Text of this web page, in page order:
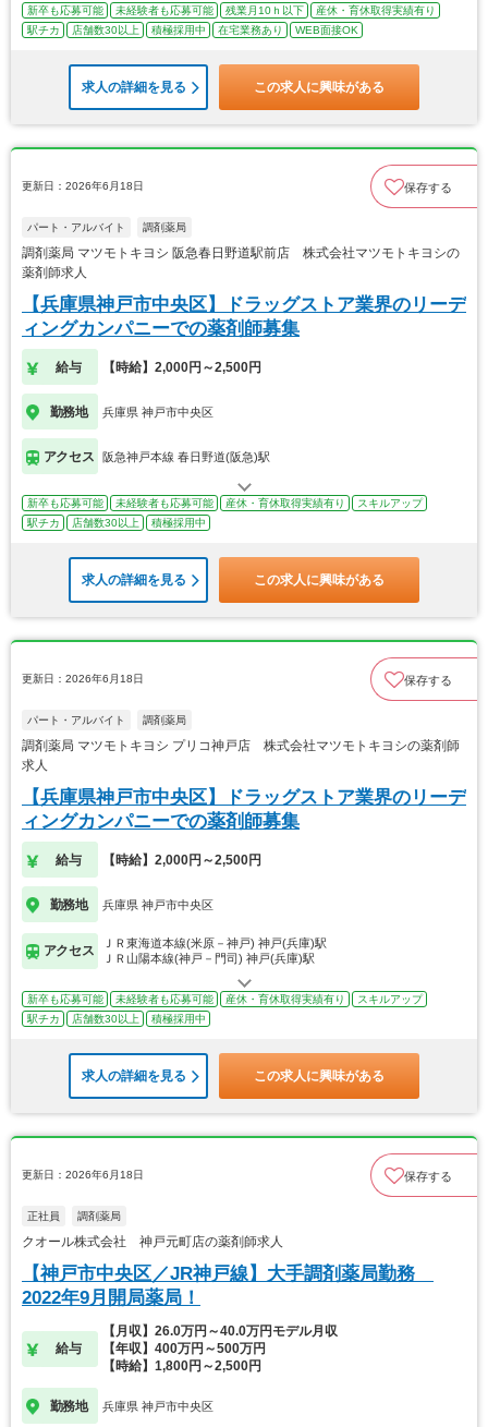
新卒も応募可能 未経験者も応募可能 残業月10ｈ以下
産休・育休取得実績有り
駅チカ
店舗数30以上 積極採用中 在宅業務あり WEB面接OK
求人の詳細を見る この求人に興味がある
更新日：2026年6月18日 保存する
パート・アルバイト 調剤薬局
調剤薬局 マツモトキヨシ 阪急春日野道駅前店 株式会社マツモトキヨシの
薬剤師求人
【兵庫県神戸市中央区】ドラッグストア業界のリーデ
ィングカンパニーでの薬剤師募集
給与 【時給】2,000円～2,500円
勤務地 兵庫県 神戸市中央区
アクセス 阪急神戸本線 春日野道(阪急)駅
新卒も応募可能 未経験者も応募可能 産休・育休取得実績有り
スキルアップ
駅チカ
店舗数30以上 積極採用中
求人の詳細を見る この求人に興味がある
更新日：2026年6月18日 保存する
パート・アルバイト 調剤薬局
調剤薬局 マツモトキヨシ プリコ神戸店 株式会社マツモトキヨシの薬剤師
求人
【兵庫県神戸市中央区】ドラッグストア業界のリーデ
ィングカンパニーでの薬剤師募集
給与 【時給】2,000円～2,500円
勤務地 兵庫県 神戸市中央区
アクセス
ＪＲ東海道本線(米原－神戸) 神戸(兵庫)駅
ＪＲ山陽本線(神戸－門司) 神戸(兵庫)駅
新卒も応募可能 未経験者も応募可能 産休・育休取得実績有り
スキルアップ
駅チカ
店舗数30以上 積極採用中
求人の詳細を見る この求人に興味がある
更新日：2026年6月18日 保存する
正社員 調剤薬局
クオール株式会社 神戸元町店の薬剤師求人
【神戸市中央区／JR神戸線】大手調剤薬局勤務
2022年9月開局薬局！
給与
【月収】26.0万円～40.0万円モデル月収
【年収】400万円～500万円
【時給】1,800円～2,500円
勤務地 兵庫県 神戸市中央区